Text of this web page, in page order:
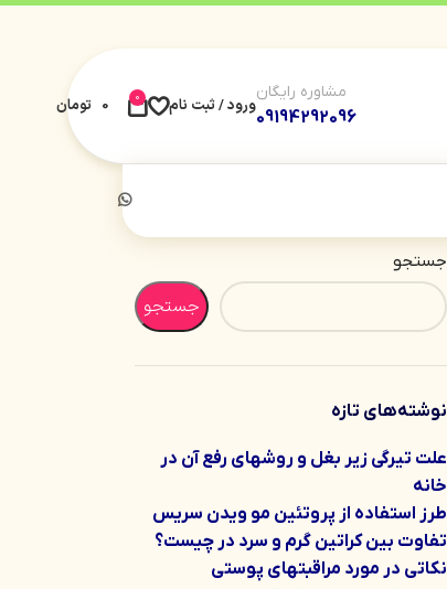
مشاوره رایگان
09194292096
ورود / ثبت نام 0
0 تومان
جستجو
جستجو
نوشته‌های تازه
علت تیرگی زیر بغل و روشهای رفع آن در
خانه
طرز استفاده از پروتئین مو ویدن سریس
تفاوت بین کراتین گرم و سرد در چیست؟
نکاتی در مورد مراقبتهای پوستی